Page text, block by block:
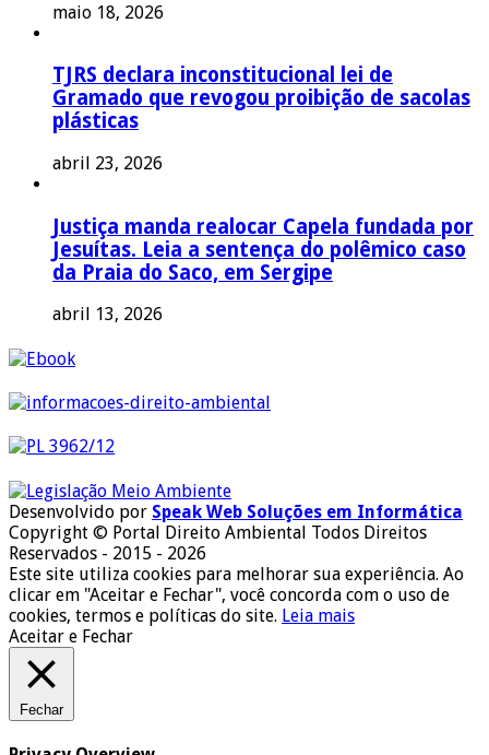
maio 18, 2026
TJRS declara inconstitucional lei de
Gramado que revogou proibição de sacolas
plásticas
abril 23, 2026
Justiça manda realocar Capela fundada por
Jesuítas. Leia a sentença do polêmico caso
da Praia do Saco, em Sergipe
abril 13, 2026
Desenvolvido por Speak Web Soluções em Informática
Copyright © Portal Direito Ambiental Todos Direitos
Reservados - 2015 - 2026
Este site utiliza cookies para melhorar sua experiência. Ao
clicar em "Aceitar e Fechar", você concorda com o uso de
cookies, termos e políticas do site. Leia mais
Aceitar e Fechar
Fechar